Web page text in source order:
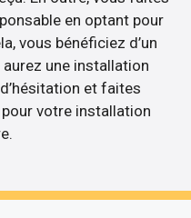
en optant pour
vous bénéficiez d’un
une installation
et faites
votre installation